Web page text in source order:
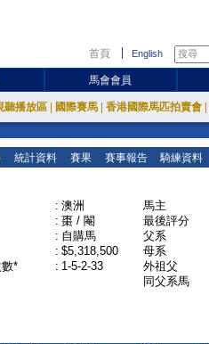
首頁 English
馬會會員
聽播放區 國際賽馬 香港國際馬匹拍賣會
統計資料 賽果 賽事報告 騎練資料
: 澳洲
: 棗 / 閹
: 自購馬
: $5,318,500
*
: 1-5-2-33
馬主
最後評分
父系
母系
外祖父
同父系馬